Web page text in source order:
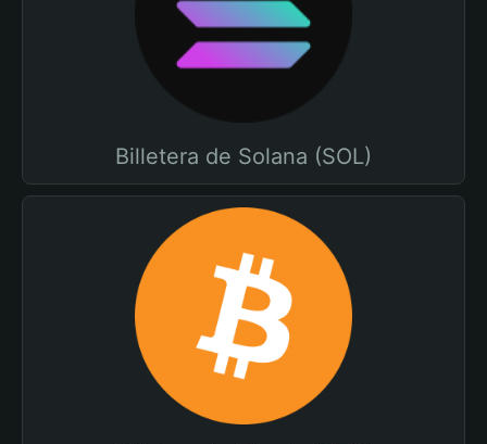
Billetera de Solana (SOL)